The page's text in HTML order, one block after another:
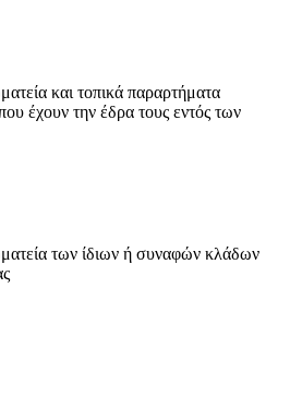
και τοπικά παραρτήματα
έχουν την έδρα τους εντός των
των ίδιων ή συναφών κλάδων